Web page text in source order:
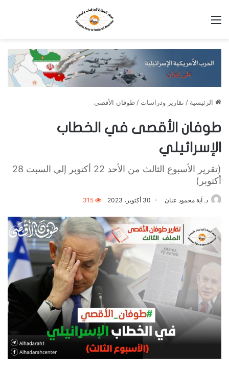
الرئيسية / تقارير ودراسات / طوفان الأقصى
طوفان الأقصى في الخطاب
الإسرائيلي
(تقرير الأسبوع الثالث من الأحد 22 أكتوبر إلي السبت 28
أكتوبر)
د. آية محمود عنان 30 أكتوبر، 2023 315